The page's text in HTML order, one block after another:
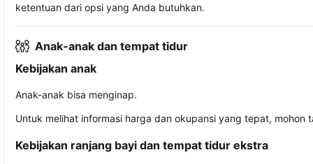
ketentuan dari opsi yang Anda butuhkan.
Anak-anak dan tempat tidur
Kebijakan anak
Anak-anak bisa menginap.
Untuk melihat informasi harga dan okupansi yang tepat,
Kebijakan ranjang bayi dan tempat tidur ekstra